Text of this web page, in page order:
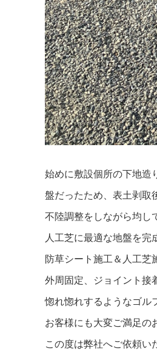
始めに敷設個所の下地造
盤だったため、表土剥取
不陸調整をしながら均し
人工芝に最適な地盤を
防草シート施工＆人工芝
外周固定、ジョイント接
惚れ惚れするようなゴ
お客様にも大変ご満足
この度は弊社へご依頼い